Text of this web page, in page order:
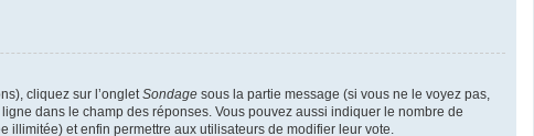
cliquez sur l’ongletSondage sous la partie message (si vous ne le voyez pas,
dans le champ des réponses. Vous pouvez aussi indiquer le nombre de
illimitée) et enfin permettre aux utilisateurs de modifier leur vote.